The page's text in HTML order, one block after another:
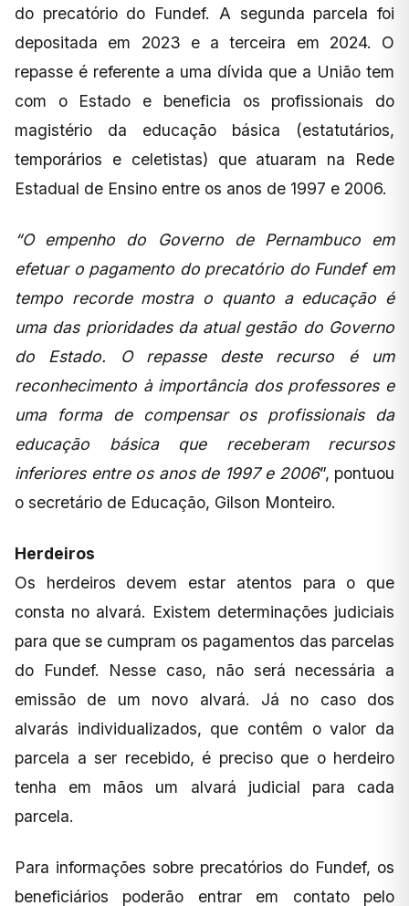
do precatório do Fundef. A segunda parcela foi
depositada em 2023 e a terceira em 2024. O
repasse é referente a uma dívida que a União tem
com o Estado e beneficia os profissionais do
magistério da educação básica (estatutários,
temporários e celetistas) que atuaram na Rede
Estadual de Ensino entre os anos de 1997 e 2006.
“O empenho do Governo de Pernambuco em
efetuar o pagamento do precatório do Fundef em
tempo recorde mostra o quanto a educação é
uma das prioridades da atual gestão do Governo
do Estado. O repasse deste recurso é um
reconhecimento à importância dos professores e
uma forma de compensar os profissionais da
educação básica que receberam recursos
inferiores entre os anos de 1997 e 2006”, pontuou
o secretário de Educação, Gilson Monteiro.
Herdeiros
Os herdeiros devem estar atentos para o que
consta no alvará. Existem determinações judiciais
para que se cumpram os pagamentos das parcelas
do Fundef. Nesse caso, não será necessária a
emissão de um novo alvará. Já no caso dos
alvarás individualizados, que contêm o valor da
parcela a ser recebido, é preciso que o herdeiro
tenha em mãos um alvará judicial para cada
parcela.
Para informações sobre precatórios do Fundef, os
beneficiários poderão entrar em contato pelo